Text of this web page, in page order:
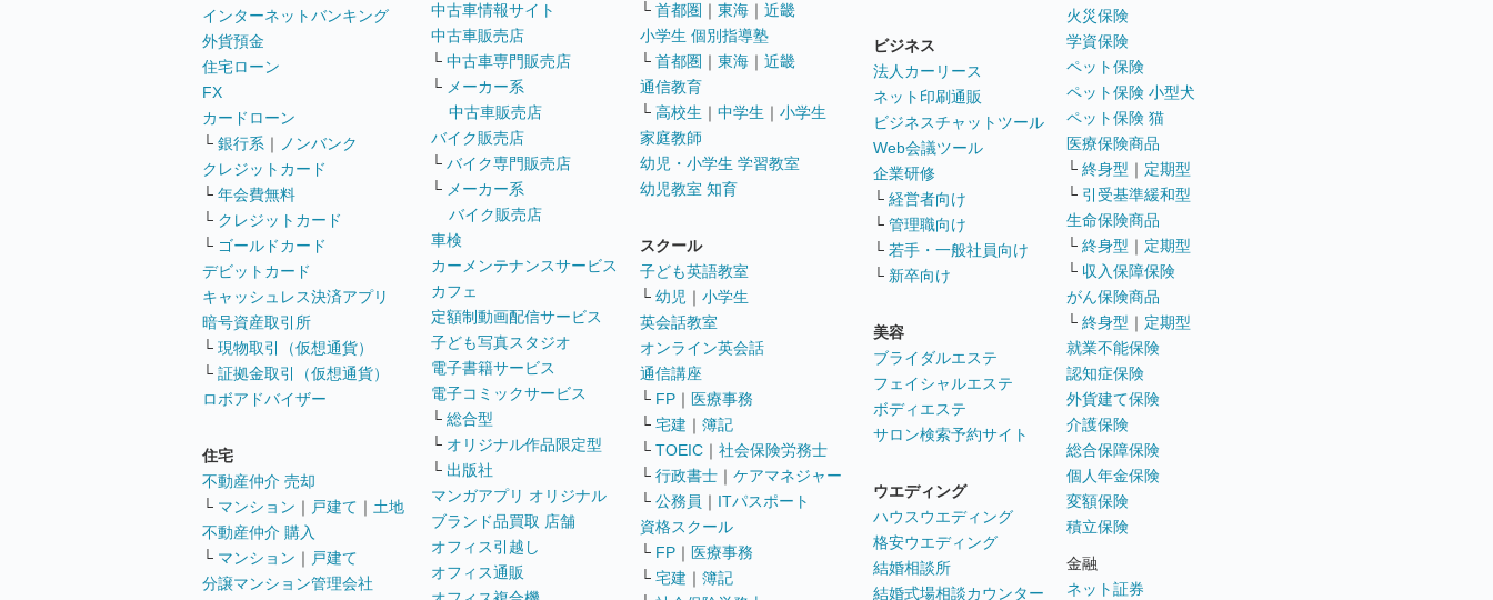
インターネットバンキング
外貨預金
住宅ローン
FX
カードローン
└ 銀行系 ｜
ノンバンク
クレジットカード
└ 年会費無料
└ クレジットカード
└ ゴールドカード
デビットカード
キャッシュレス決済アプリ
暗号資産取引所
└ 現物取引（仮想通貨）
└ 証拠金取引（仮想通貨）
ロボアドバイザー
住宅
不動産仲介 売却
└ マンション ｜ 戸建て ｜ 土地
不動産仲介 購入
└ マンション ｜ 戸建て
分譲マンション管理会社
中古車情報サイト
中古車販売店
└ 中古車専門販売店
└ メーカー系
中古車販売店
バイク販売店
└ バイク専門販売店
└ メーカー系
バイク販売店
車検
カーメンテナンスサービス
カフェ
定額制動画配信サービス
子ども写真スタジオ
電子書籍サービス
電子コミックサービス
└ 総合型
└ オリジナル作品限定型
└ 出版社
マンガアプリ オリジナル
ブランド品買取 店舗
オフィス引越し
オフィス通販
└ 首都圏 ｜ 東海 ｜ 近畿
小学生 個別指導塾
└ 首都圏 ｜ 東海 ｜ 近畿
通信教育
└ 高校生 ｜ 中学生 ｜ 小学生
家庭教師
幼児・小学生 学習教室
幼児教室 知育
スクール
子ども英語教室
└ 幼児 ｜ 小学生
英会話教室
オンライン英会話
通信講座
└ FP ｜ 医療事務
└ 宅建 ｜ 簿記
└ TOEIC ｜ 社会保険労務士
└ 行政書士 ｜ ケアマネジャー
└ 公務員 ｜ ITパスポート
資格スクール
└ FP ｜ 医療事務
└ 宅建 ｜ 簿記
ビジネス
法人カーリース
ネット印刷通販
ビジネスチャットツール
Web会議ツール
企業研修
└ 経営者向け
└ 管理職向け
└ 若手・一般社員向け
└ 新卒向け
美容
ブライダルエステ
フェイシャルエステ
ボディエステ
サロン検索予約サイト
ウエディング
ハウスウエディング
格安ウエディング
結婚相談所
結婚式場相談カウンター
火災保険
学資保険
ペット保険
ペット保険 小型犬
ペット保険 猫
医療保険商品
└ 終身型 ｜ 定期型
└ 引受基準緩和型
生命保険商品
└ 終身型 ｜ 定期型
└ 収入保障保険
がん保険商品
└ 終身型 ｜ 定期型
就業不能保険
認知症保険
外貨建て保険
介護保険
総合保障保険
個人年金保険
変額保険
積立保険
金融
ネット証券